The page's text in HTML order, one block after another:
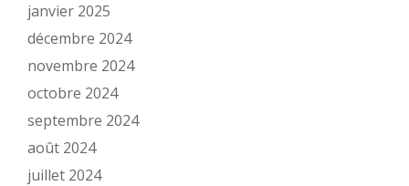
janvier 2025
décembre 2024
novembre 2024
octobre 2024
septembre 2024
août 2024
juillet 2024